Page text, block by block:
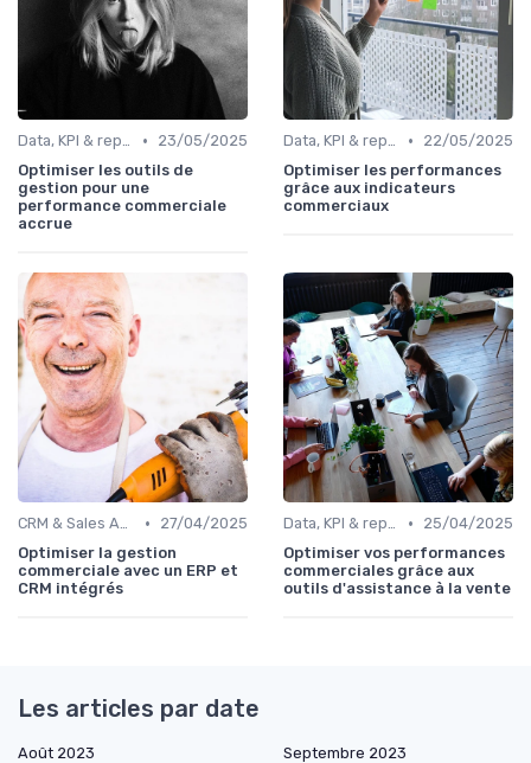
Data, KPI & reporting commercial •
23/05/2025
Optimiser les outils de
gestion pour une
performance commerciale
accrue
Data, KPI & reporting commercial •
22/05/2025
Optimiser les performances
grâce aux indicateurs
commerciaux
CRM & Sales Automation •
27/04/2025
Optimiser la gestion
commerciale avec un ERP et
CRM intégrés
Data, KPI & reporting commercial •
25/04/2025
Optimiser vos performances
commerciales grâce aux
outils d'assistance à la vente
Les articles par date
Août 2023
Septembre 2023